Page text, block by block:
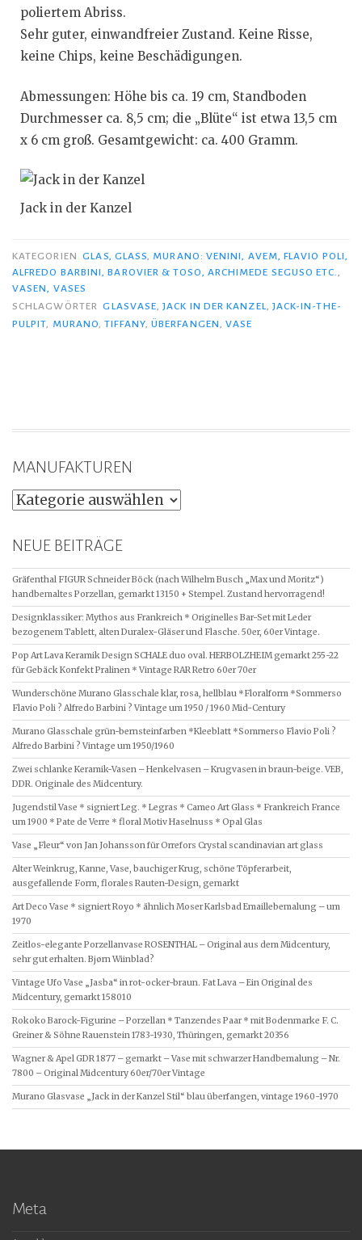
poliertem Abriss.
Sehr guter, einwandfreier Zustand. Keine Risse,
keine Chips, keine Beschädigungen.
Abmessungen: Höhe bis ca. 19 cm, Standboden
Durchmesser ca. 8,5 cm; die „Blüte“ ist etwa 13,5 cm
x 6 cm groß. Gesamtgewicht: ca. 400 Gramm.
Jack in der Kanzel
KATEGORIEN GLAS, GLASS
MURANO: VENINI, AVEM, FLAVIO POLI,
ALFREDO BARBINI, BAROVIER & TOSO, ARCHIMEDE SEGUSO ETC.
VASEN, VASES
SCHLAGWÖRTER
GLASVASE ,JACK IN DER KANZEL
JACK-IN-THE-
PULPIT
MURANO ,TIFFANY,ÜBERFANGEN ,VASE
MANUFAKTUREN
NEUE BEITRÄGE
Gräfenthal FIGUR Schneider Böck (nach Wilhelm Busch „Max und Moritz“)
handbemaltes Porzellan, gemarkt 13150 + Stempel. Zustand hervorragend!
Designklassiker: Mythos aus Frankreich * Originelles Bar-Set mit Leder
bezogenem Tablett, alten Duralex-Gläser und Flasche. 50er, 60er Vintage.
Pop Art Lava Keramik Design SCHALE duo oval. HERBOLZHEIM gemarkt 255-22
für Gebäck Konfekt Pralinen * Vintage RAR Retro 60er 70er
Wunderschöne Murano Glasschale klar, rosa, hellblau *Floralform *Sommerso
Flavio Poli ? Alfredo Barbini ? Vintage um 1950 / 1960 Mid-Century
Murano Glasschale grün-bernsteinfarben *Kleeblatt *Sommerso Flavio Poli ?
Alfredo Barbini ? Vintage um 1950/1960
Zwei schlanke Keramik-Vasen – Henkelvasen – Krugvasen in braun-beige. VEB,
DDR. Originale des Midcentury.
Jugendstil Vase * signiert Leg. * Legras * Cameo Art Glass * Frankreich France
um 1900 * Pate de Verre * floral Motiv Haselnuss * Opal Glas
Vase „Fleur“ von Jan Johansson für Orrefors Crystal scandinavian art glass
Alter Weinkrug, Kanne, Vase, bauchiger Krug, schöne Töpferarbeit,
ausgefallende Form, florales Rauten-Design, gemarkt
Art Deco Vase * signiert Royo * ähnlich Moser Karlsbad Emaillebemalung – um
1970
Zeitlos-elegante Porzellanvase ROSENTHAL – Original aus dem Midcentury,
sehr gut erhalten. Bjørn Wiinblad?
Vintage Ufo Vase „Jasba“ in rot-ocker-braun. Fat Lava – Ein Original des
Midcentury, gemarkt 158010
Rokoko Barock-Figurine – Porzellan * Tanzendes Paar * mit Bodenmarke F. C.
Greiner & Söhne Rauenstein 1783-1930, Thüringen, gemarkt 20356
Wagner & Apel GDR 1877 – gemarkt – Vase mit schwarzer Handbemalung – Nr.
7800 – Original Midcentury 60er/70er Vintage
Murano Glasvase „Jack in der Kanzel Stil“ blau überfangen, vintage 1960-1970
Meta